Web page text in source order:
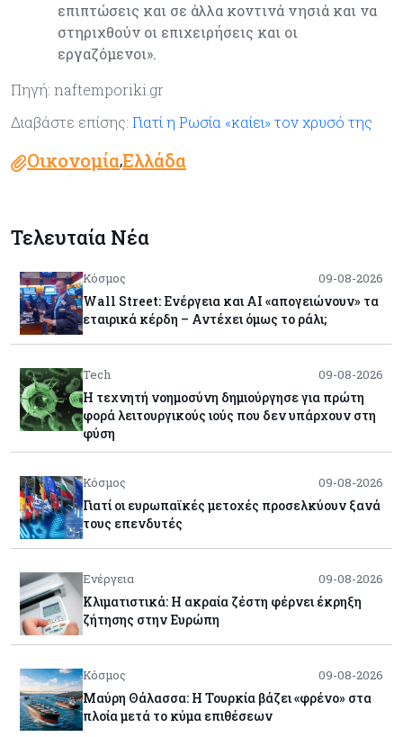
επιπτώσεις και σε άλλα κοντινά νησιά και να
στηριχθούν οι επιχειρήσεις και οι
εργαζόμενοι».
Πηγή: naftemporiki.gr
Διαβάστε επίσης: Γιατί η Ρωσία «καίει» τον χρυσό της
Οικονομία,Ελλάδα
Τελευταία Νέα
Κόσμος 09-08-2026
Wall Street: Ενέργεια και AI «απογειώνουν» τα
εταιρικά κέρδη – Αντέχει όμως το ράλι;
Tech 09-08-2026
Η τεχνητή νοημοσύνη δημιούργησε για πρώτη
φορά λειτουργικούς ιούς που δεν υπάρχουν στη
φύση
Κόσμος 09-08-2026
Γιατί οι ευρωπαϊκές μετοχές προσελκύουν ξανά
τους επενδυτές
Ενέργεια 09-08-2026
Κλιματιστικά: Η ακραία ζέστη φέρνει έκρηξη
ζήτησης στην Ευρώπη
Κόσμος 09-08-2026
Μαύρη Θάλασσα: Η Τουρκία βάζει «φρένο» στα
πλοία μετά το κύμα επιθέσεων